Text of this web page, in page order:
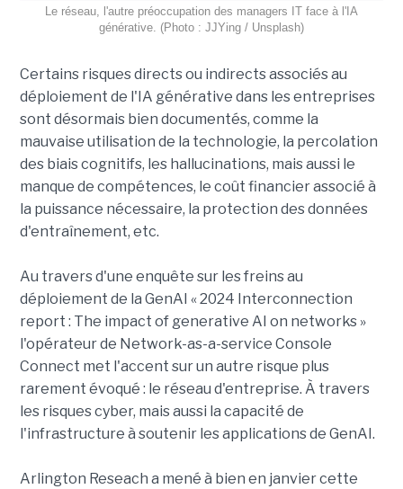
Le réseau, l'autre préoccupation des managers IT face à l'IA
générative. (Photo : JJYing / Unsplash)
Certains risques directs ou indirects associés au
déploiement de l'IA générative dans les entreprises
sont désormais bien documentés, comme la
mauvaise utilisation de la technologie, la percolation
des biais cognitifs, les hallucinations, mais aussi le
manque de compétences, le coût financier associé à
la puissance nécessaire, la protection des données
d'entraînement, etc.
Au travers d'une enquête sur les freins au
déploiement de la GenAI « 2024 Interconnection
report : The impact of generative AI on networks »
l'opérateur de Network-as-a-service Console
Connect met l'accent sur un autre risque plus
rarement évoqué : le réseau d'entreprise. À travers
les risques cyber, mais aussi la capacité de
l'infrastructure à soutenir les applications de GenAI.
Arlington Reseach a mené à bien en janvier cette